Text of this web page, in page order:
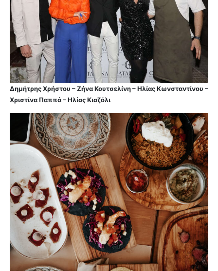
Δημήτρης Χρήστου – Ζήνα Κουτσελίνη – Ηλίας Κωνσταντίνου –
Χριστίνα Παππά – Ηλίας Κιαζόλι